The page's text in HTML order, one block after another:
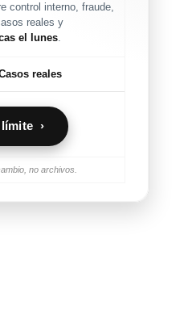
control interno, fraude,
reales y
el lunes.
reales
›
no archivos.